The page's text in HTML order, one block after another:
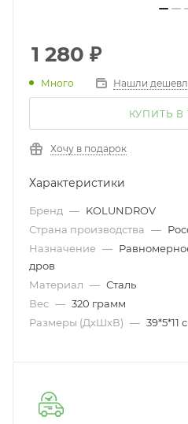
1 280 ₽
Много Нашли
КУПИТЬ В
Хочу в подарок
Характеристики
Бренд — KOLUNDROV
Страна производства —
Назначение —
дров
Материал — Сталь
Вес — 320 грамм
Размеры (ДxШxВ) — 39*5*11